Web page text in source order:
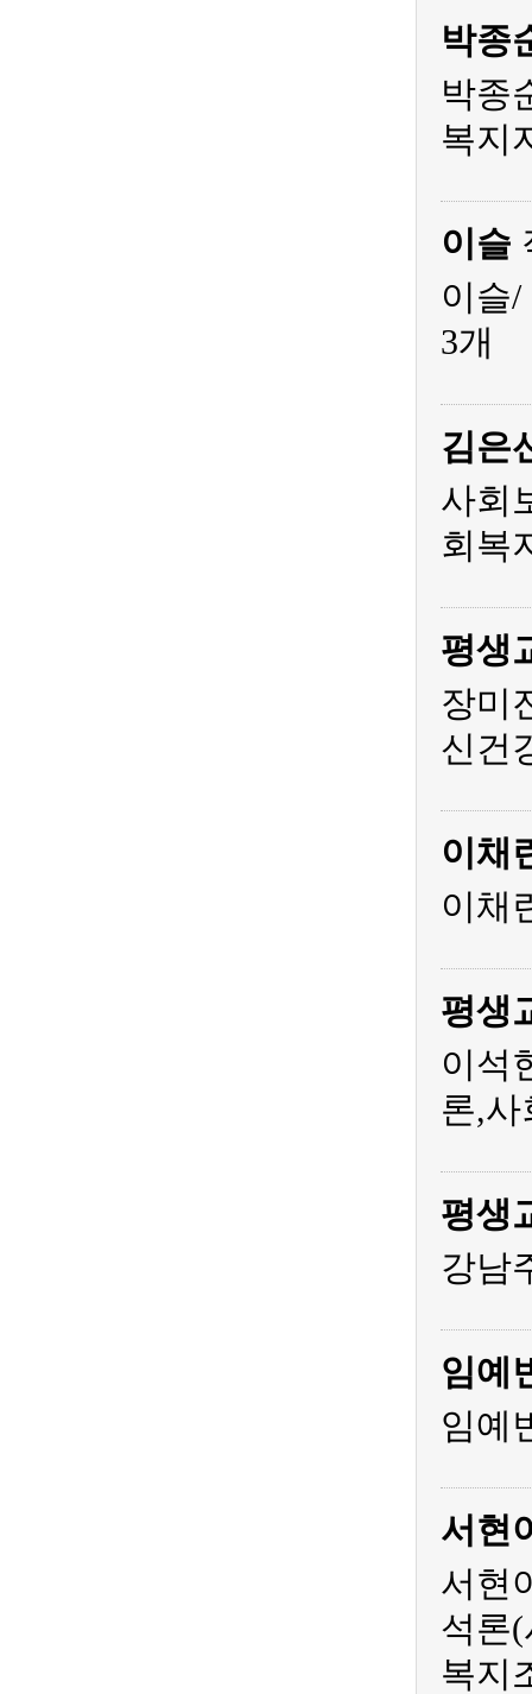
박종
박종
복지
이슬
이슬
3개
김은
사회
회복
평생
장미
신건
이채
이채
평생
이석
론,사
평생
강남
임예
임예
서현
서현
석론
복지